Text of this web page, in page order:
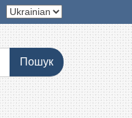
Вибрати
мову